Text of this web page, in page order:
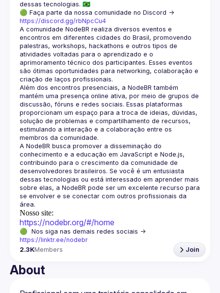
🟢 Faça parte da nossa comunidade no Discord ->
https://discord.gg/rbNpcCu4
A comunidade NodeBR realiza diversos eventos e
encontros em diferentes cidades do Brasil, promovendo
palestras, workshops, hackathons e outros tipos de
atividades voltadas para o aprendizado e o
aprimoramento técnico dos participantes. Esses eventos
são ótimas oportunidades para networking, colaboração e
Além dos encontros presenciais, a NodeBR também
mantém uma presença online ativa, por meio de grupos de
discussão, fóruns e redes sociais. Essas plataformas
proporcionam um espaço para a troca de ideias, dúvidas,
solução de problemas e compartilhamento de recursos,
estimulando a interação e a colaboração entre os
A NodeBR busca promover a disseminação do
conhecimento e a educação em JavaScript e Node.js,
contribuindo para o crescimento da comunidade de
desenvolvedores brasileiros. Se você é um entusiasta
dessas tecnologias ou está interessado em aprender mais
sobre elas, a NodeBR pode ser um excelente recurso para
se envolver e se conectar com outros profissionais da
Nosso site:
https://nodebr.org/#/home
https://linktr.ee/nodebr
2.3KMembers Join
About